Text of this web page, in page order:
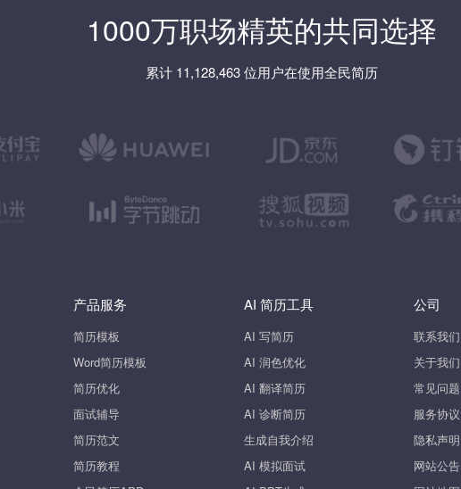
1000万职场精英的共同选择
累计 11,128,463 位用户在使用全民简历
产品服务
简历模板
Word简历模板
简历优化
面试辅导
简历范文
简历教程
AI 简历工具
AI 写简历
AI 润色优化
AI 翻译简历
AI 诊断简历
生成自我介绍
AI 模拟面试
公司
联系我们
关于我们
常见问题
服务协议
隐私声明
网站公告